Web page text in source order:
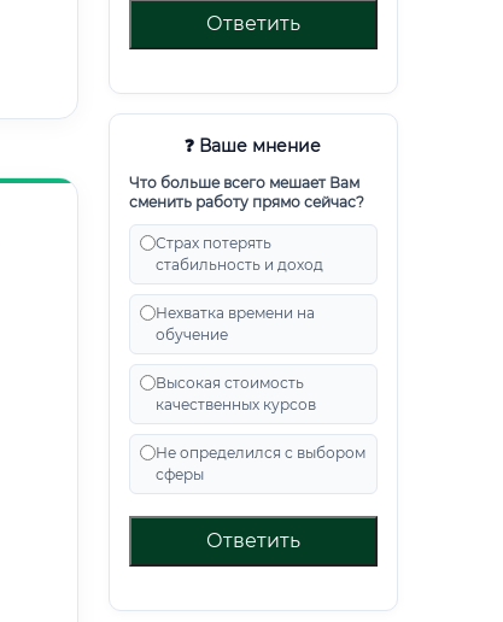
Ответить
❓ Ваше мнение
Что больше всего мешает Вам
сменить работу прямо сейчас?
Страх потерять
стабильность и доход
Нехватка времени на
обучение
Высокая стоимость
качественных курсов
Не определился с выбором
сферы
Ответить